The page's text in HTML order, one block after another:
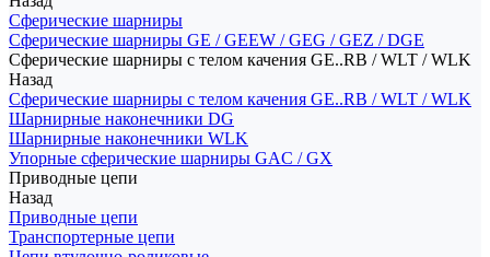
Сферические шарниры
Сферические шарниры GE / GEEW / GEG / GEZ / DGE
Сферические шарниры с телом качения GE..RB / WLT / WLK
Назад
Сферические шарниры с телом качения GE..RB / WLT / WLK
Шарнирные наконечники DG
Шарнирные наконечники WLK
Упорные сферические шарниры GAC / GX
Приводные цепи
Назад
Приводные цепи
Транспортерные цепи